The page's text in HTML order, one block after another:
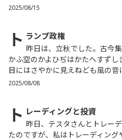
2025/08/15
ト ランプ政権
昨日は、立秋でした。古今集夏歌最後の歌は、凡河内躬恒（おおしこうちのみつね）の「夏と秋と行き
かふ空のかよひぢはかたへすず
目にはさやかに見えねども風の
2025/08/08
ト レーディングと投資
昨日、テスタさんとトレーディングに関して対談しました。90分。いやー、充実。テスタさんに云われ
たのですが、私はトレーディン